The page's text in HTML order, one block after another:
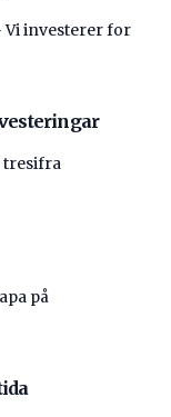
Vi investerer for
tresifra
på